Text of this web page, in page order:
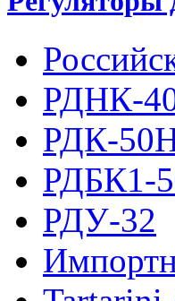
РДНК-
РДК-
РДБК1-
РДУ-32